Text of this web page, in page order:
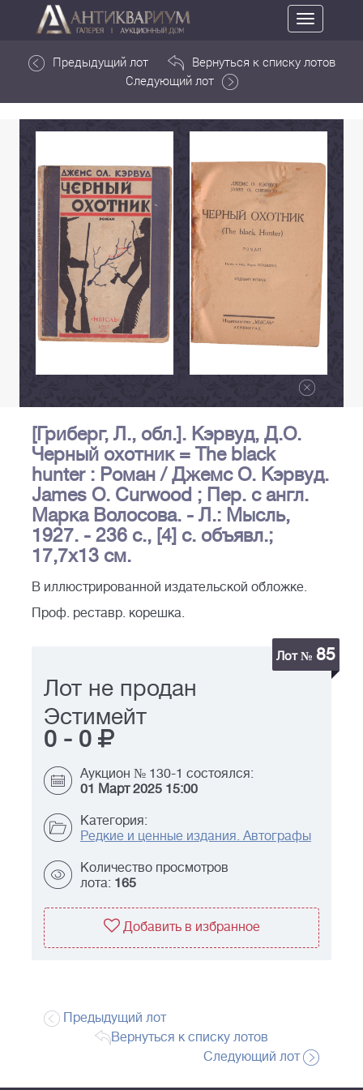
Toggle
navigation
Предыдущий лот
Вернуться к списку лотов
Следующий лот
[Гриберг, Л., обл.]. Кэрвуд, Д.О.
Черный охотник = The black
hunter : Роман / Джемс О. Кэрвуд.
James O. Curwood ; Пер. с англ.
Марка Волосова. - Л.: Мысль,
1927. - 236 с., [4] с. объявл.;
17,7х13 см.
В иллюстрированной издательской обложке.
Проф. реставр. корешка.
Лот № 85
Лот не продан
Эстимейт
0 - 0
Аукцион № 130-1 состоялся:
01 Март 2025 15:00
Категория:
Редкие и ценные издания. Автографы
Количество просмотров
лота: 165
Добавить в избранное
Предыдущий лот
Вернуться к списку лотов
Следующий лот